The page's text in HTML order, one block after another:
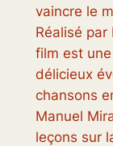
vaincre le
Réalisé par
film est
délicieux
chansons
Manuel
leçons sur